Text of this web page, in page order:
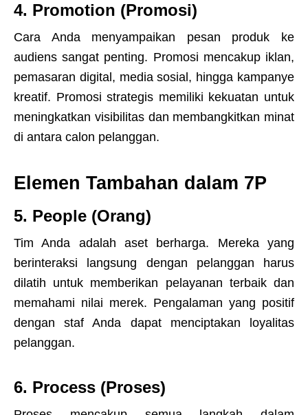
4. Promotion (Promosi)
Cara Anda menyampaikan pesan produk ke
audiens sangat penting. Promosi mencakup iklan,
pemasaran digital, media sosial, hingga kampanye
kreatif. Promosi strategis memiliki kekuatan untuk
meningkatkan visibilitas dan membangkitkan minat
di antara calon pelanggan.
Elemen Tambahan dalam 7P
5. People (Orang)
Tim Anda adalah aset berharga. Mereka yang
berinteraksi langsung dengan pelanggan harus
dilatih untuk memberikan pelayanan terbaik dan
memahami nilai merek. Pengalaman yang positif
dengan staf Anda dapat menciptakan loyalitas
pelanggan.
6. Process (Proses)